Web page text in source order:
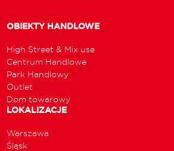
OBIEKTY HANDLOWE
High Street & Mix use
Centrum Handlowe
Park Handlowy
Outlet
Dom towarowy
LOKALIZACJE
Warszawa
Śląsk